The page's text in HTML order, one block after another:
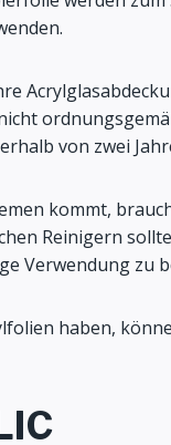
von zwei
kommt,
Reinigern
Verwendung zu
haben,